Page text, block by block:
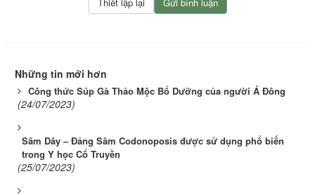
Những tin mới hơn
Công thức Súp Gà Thảo Mộc Bổ Dưỡng của người Á Đông
(24/07/2023)
Sâm Dây – Đảng Sâm Codonoposis được sử dụng phổ biến
trong Y học Cổ Truyền
(25/07/2023)